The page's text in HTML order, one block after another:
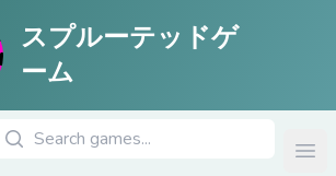
スプルーテッドゲ
ーム
ゲームを検索